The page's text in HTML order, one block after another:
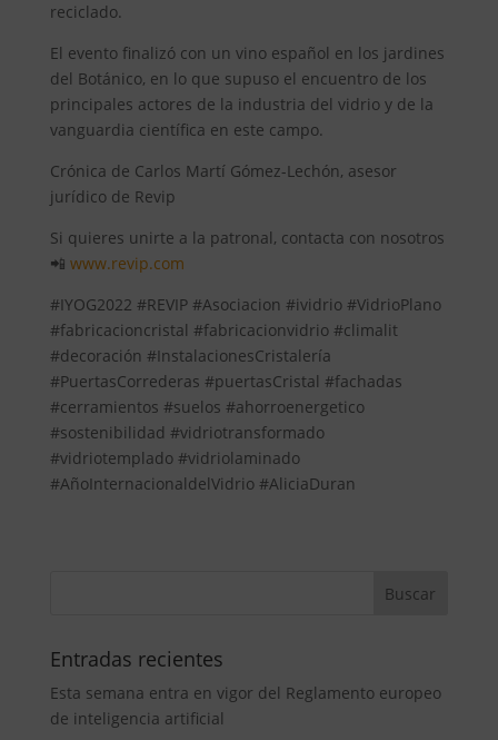
reciclado.
El evento finalizó con un vino español en los jardines
del Botánico, en lo que supuso el encuentro de los
principales actores de la industria del vidrio y de la
vanguardia científica en este campo.
Crónica de Carlos Martí Gómez-Lechón, asesor
jurídico de Revip
Si quieres unirte a la patronal, contacta con nosotros
📲 www.revip.com
#IYOG2022 #REVIP #Asociacion #ividrio #VidrioPlano
#fabricacioncristal #fabricacionvidrio #climalit
#decoración #InstalacionesCristalería
#PuertasCorrederas #puertasCristal #fachadas
#cerramientos #suelos #ahorroenergetico
#sostenibilidad #vidriotransformado
#vidriotemplado #vidriolaminado
#AñoInternacionaldelVidrio #AliciaDuran
Entradas recientes
Esta semana entra en vigor del Reglamento europeo
de inteligencia artificial